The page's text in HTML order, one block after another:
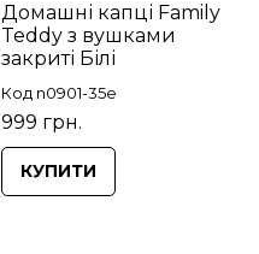
Домашні капці Family
Teddy з вушками
закриті Білі
Код n0901-35e
999 грн.
КУПИТИ